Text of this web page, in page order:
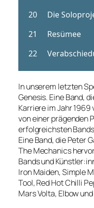
In unserem letzten
Genesis. Eine Band,
Karriere im Jahr
von einer prägenden
erfolgreichsten
Eine Band, die Peter
The Mechanics
Bands und
Iron Maiden, Simple
Tool, Red Hot Chilli
Mars Volta, Elbow